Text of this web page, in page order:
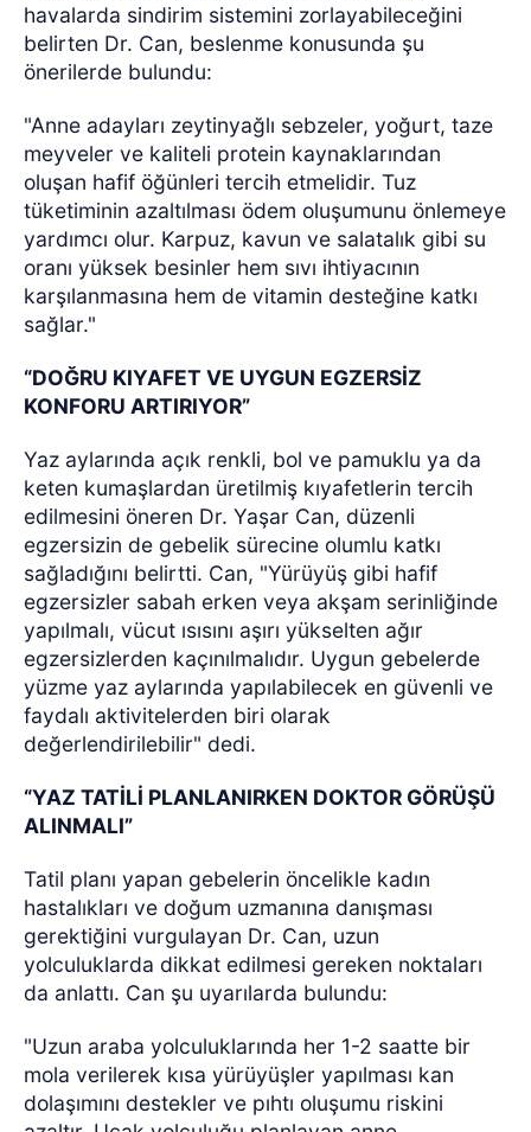
havalarda sindirim sistemini zorlayabileceğini
belirten Dr. Can, beslenme konusunda şu
önerilerde bulundu:
"Anne adayları zeytinyağlı sebzeler, yoğurt, taze
meyveler ve kaliteli protein kaynaklarından
oluşan hafif öğünleri tercih etmelidir. Tuz
tüketiminin azaltılması ödem oluşumunu önlemeye
yardımcı olur. Karpuz, kavun ve salatalık gibi su
oranı yüksek besinler hem sıvı ihtiyacının
karşılanmasına hem de vitamin desteğine katkı
sağlar."
“DOĞRU KIYAFET VE UYGUN EGZERSİZ
KONFORU ARTIRIYOR”
Yaz aylarında açık renkli, bol ve pamuklu ya da
keten kumaşlardan üretilmiş kıyafetlerin tercih
edilmesini öneren Dr. Yaşar Can, düzenli
egzersizin de gebelik sürecine olumlu katkı
sağladığını belirtti. Can, "Yürüyüş gibi hafif
egzersizler sabah erken veya akşam serinliğinde
yapılmalı, vücut ısısını aşırı yükselten ağır
egzersizlerden kaçınılmalıdır. Uygun gebelerde
yüzme yaz aylarında yapılabilecek en güvenli ve
faydalı aktivitelerden biri olarak
değerlendirilebilir" dedi.
“YAZ TATİLİ PLANLANIRKEN DOKTOR GÖRÜŞÜ
ALINMALI”
Tatil planı yapan gebelerin öncelikle kadın
hastalıkları ve doğum uzmanına danışması
gerektiğini vurgulayan Dr. Can, uzun
yolculuklarda dikkat edilmesi gereken noktaları
da anlattı. Can şu uyarılarda bulundu:
"Uzun araba yolculuklarında her 1-2 saatte bir
mola verilerek kısa yürüyüşler yapılması kan
dolaşımını destekler ve pıhtı oluşumu riskini